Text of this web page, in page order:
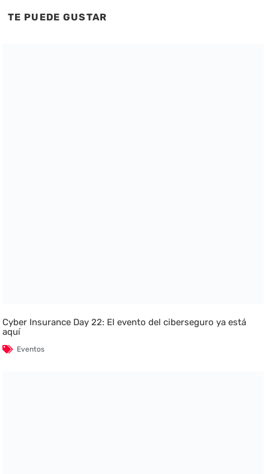
TE PUEDE GUSTAR
Cyber Insurance Day 22: El evento del ciberseguro ya está
aquí
Eventos